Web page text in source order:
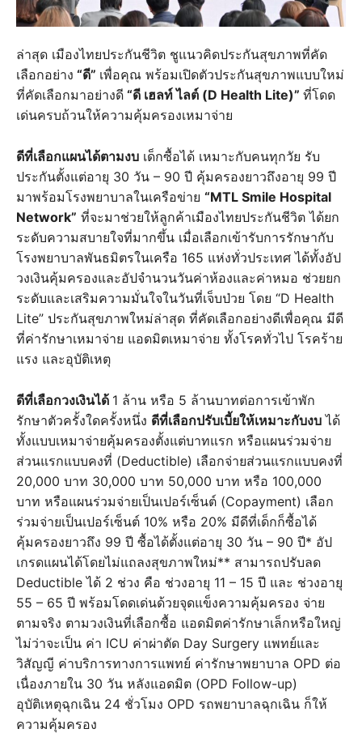
ล่าสุด เมืองไทยประกันชีวิต ชูแนวคิดประกันสุขภาพที่คัด
เลือกอย่าง “ดี” เพื่อคุณ พร้อมเปิดตัวประกันสุขภาพแบบใหม่
ที่คัดเลือกมาอย่างดี “ดี เฮลท์ ไลต์ (D Health Lite)” ที่โดด
เด่นครบถ้วนให้ความคุ้มครองเหมาจ่าย
ดีที่เลือกแผนได้ตามงบ เด็กซื้อได้ เหมาะกับคนทุกวัย รับ
ประกันตั้งแต่อายุ 30 วัน – 90 ปี คุ้มครองยาวถึงอายุ 99 ปี
มาพร้อมโรงพยาบาลในเครือข่าย “MTL Smile Hospital
Network” ที่จะมาช่วยให้ลูกค้าเมืองไทยประกันชีวิต ได้ยก
ระดับความสบายใจที่มากขึ้น เมื่อเลือกเข้ารับการรักษากับ
โรงพยาบาลพันธมิตรในเครือ 165 แห่งทั่วประเทศ ได้ทั้งอัป
วงเงินคุ้มครองและอัปจำนวนวันค่าห้องและค่าหมอ ช่วยยก
ระดับและเสริมความมั่นใจในวันที่เจ็บป่วย โดย “D Health
Lite” ประกันสุขภาพใหม่ล่าสุด ที่คัดเลือกอย่างดีเพื่อคุณ มีดี
ที่ค่ารักษาเหมาจ่าย แอดมิตเหมาจ่าย ทั้งโรคทั่วไป โรคร้าย
แรง และอุบัติเหตุ
ดีที่เลือกวงเงินได้ 1 ล้าน หรือ 5 ล้านบาทต่อการเข้าพัก
รักษาตัวครั้งใดครั้งหนึ่ง ดีที่เลือกปรับเบี้ยให้เหมาะกับงบ ได้
ทั้งแบบเหมาจ่ายคุ้มครองตั้งแต่บาทแรก หรือแผนร่วมจ่าย
ส่วนแรกแบบคงที่ (Deductible) เลือกจ่ายส่วนแรกแบบคงที่
20,000 บาท 30,000 บาท 50,000 บาท หรือ 100,000
บาท หรือแผนร่วมจ่ายเป็นเปอร์เซ็นต์ (Copayment) เลือก
ร่วมจ่ายเป็นเปอร์เซ็นต์ 10% หรือ 20% มีดีที่เด็กก็ซื้อได้
คุ้มครองยาวถึง 99 ปี ซื้อได้ตั้งแต่อายุ 30 วัน – 90 ปี* อัป
เกรดแผนได้โดยไม่แถลงสุขภาพใหม่** สามารถปรับลด
Deductible ได้ 2 ช่วง คือ ช่วงอายุ 11 – 15 ปี และ ช่วงอายุ
55 – 65 ปี พร้อมโดดเด่นด้วยจุดแข็งความคุ้มครอง จ่าย
ตามจริง ตามวงเงินที่เลือกซื้อ แอดมิตค่ารักษาเล็กหรือใหญ่
ไม่ว่าจะเป็น ค่า ICU ค่าผ่าตัด Day Surgery แพทย์และ
วิสัญญี ค่าบริการทางการแพทย์ ค่ารักษาพยาบาล OPD ต่อ
เนื่องภายใน 30 วัน หลังแอดมิต (OPD Follow-up)
อุบัติเหตุฉุกเฉิน 24 ชั่วโมง OPD รถพยาบาลฉุกเฉิน ก็ให้
ความคุ้มครอง